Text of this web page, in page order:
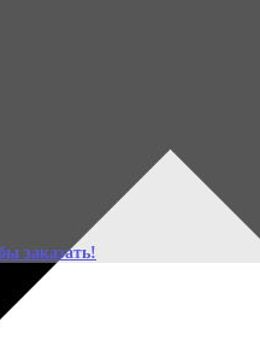
издание
заказать!